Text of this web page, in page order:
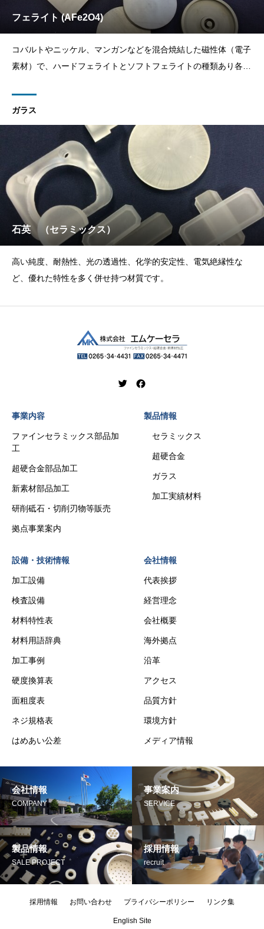
フェライト (AFe2O4)
コバルトやニッケル、マンガンなどを混合焼結した磁性体（電子
素材）で、ハードフェライトとソフトフェライトの種類あり各種
ガラス
石英 （セラミックス）
高い純度、耐熱性、光の透過性、化学的安定性、電気絶縁性な
ど、優れた特性を多く併せ持つ材質です。
事業内容
ファインセラミックス部品加
工
超硬合金部品加工
新素材部品加工
研削砥石・切削刃物等販売
拠点事業案内
製品情報
セラミックス
超硬合金
ガラス
加工実績材料
設備・技術情報
加工設備
検査設備
材料特性表
材料用語辞典
加工事例
硬度換算表
面粗度表
ネジ規格表
はめあい公差
会社情報
代表挨拶
経営理念
会社概要
海外拠点
沿革
アクセス
品質方針
環境方針
メディア情報
会社情報
COMPANY
事業案内
SERVICE
製品情報
SALE PROJECT
採用情報
recruit
採用情報 お問い合わせ プライバシーポリシー リンク集
English Site